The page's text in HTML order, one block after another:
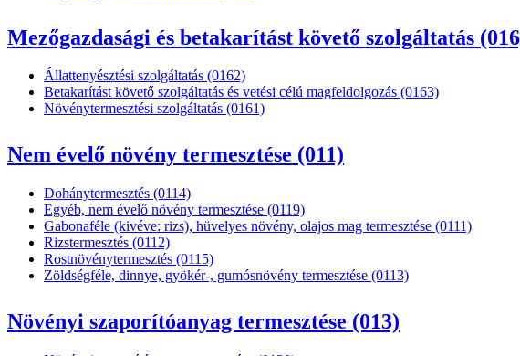
Mezőgazdasági és betakarítást követő szolgáltatás
Állattenyésztési szolgáltatás (0162)
Betakarítást követő szolgáltatás és vetési célú magfeldolgozás (0163)
Növénytermesztési szolgáltatás (0161)
Nem évelő növény termesztése (011)
Dohánytermesztés (0114)
Egyéb, nem évelő növény termesztése (0119)
Gabonaféle (kivéve: rizs), hüvelyes növény, olajos mag termesztése (0111)
Rizstermesztés (0112)
Rostnövénytermesztés (0115)
Zöldségféle, dinnye, gyökér-, gumósnövény termesztése (0113)
Növényi szaporítóanyag termesztése (013)